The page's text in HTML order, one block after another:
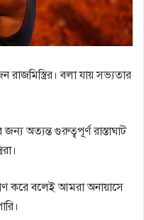
বলা যায় সভ্যতার
অত্যন্ত গুরুত্বপূর্ণ রাস্তাঘাট
করে বলেই আমরা অনায়াসে